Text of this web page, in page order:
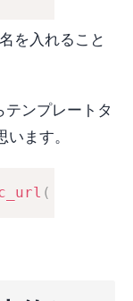
を入れること
ンプレートタ
ます。
(